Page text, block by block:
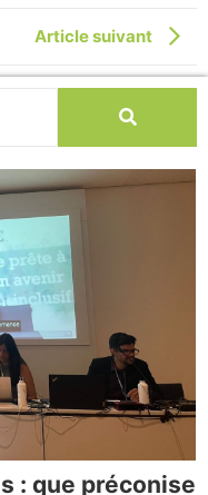
Article suivant
: que préconise